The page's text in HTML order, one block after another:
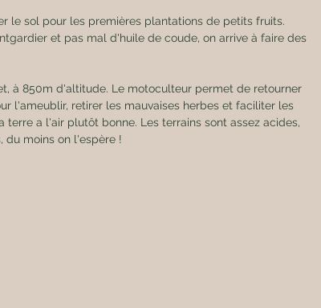
le sol pour les premières plantations de petits fruits.
et pas mal d'huile de coude, on arrive à faire des
à 850m d'altitude. Le motoculteur permet de retourner
l'ameublir, retirer les mauvaises herbes et faciliter les
a l'air plutôt bonne. Les terrains sont assez acides,
du moins on l'espère !